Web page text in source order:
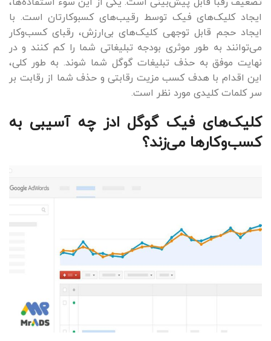
ایجاد کلیک‌های فیک توسط رقیب‌های کسب‎وکارتان است. با
ایجاد حجم قابل توجهی کلیک‌های بی‌ارزش، رقبای کسب‌وکار
می‌توانند به طور موثری بودجه تبلیغاتی شما را کم کنند و در
نهایت موفق به حذف تبلیغات گوگل شما شوند. به طور کلی،
این اقدام با هدف کسب مزیت رقابتی و حذف شما از رقابت بر
سر کلمات کلیدی مورد نظر است.
کلیک‌های فیک گوگل ادز چه آسیبی به
کسب‌وکارها می‌زند؟